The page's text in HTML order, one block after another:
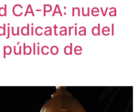
CA-PA: nueva
del
de